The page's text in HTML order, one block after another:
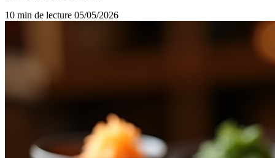
10 min de lecture 05/05/2026